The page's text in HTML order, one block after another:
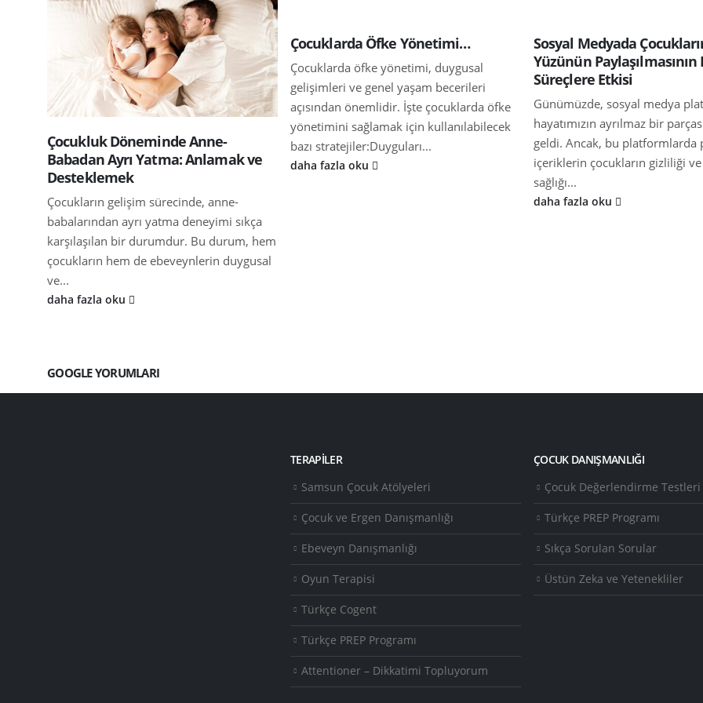
Çocukluk Döneminde Anne-
Babadan Ayrı Yatma: Anlamak ve
Desteklemek
Çocukların gelişim sürecinde, anne-
babalarından ayrı yatma deneyimi sıkça
karşılaşılan bir durumdur. Bu durum, hem
çocukların hem de ebeveynlerin duygusal
ve...
daha fazla oku
Çocuklarda Öfke Yönetimi…
Çocuklarda öfke yönetimi, duygusal
gelişimleri ve genel yaşam becerileri
açısından önemlidir. İşte çocuklarda öfke
yönetimini sağlamak için kullanılabilecek
bazı stratejiler:Duyguları...
daha fazla oku
Sosyal Medyada
Yüzünün Paylaşılmasının
Süreçlere Etkisi
Günümüzde, sosyal medya
hayatımızın ayrılmaz bir
geldi. Ancak, bu platformlarda
içeriklerin çocukların gizliliği
sağlığı...
daha fazla oku
GOOGLE YORUMLARI
TERAPILER
Samsun Çocuk Atölyeleri
Çocuk ve Ergen Danışmanlığı
Ebeveyn Danışmanlığı
Oyun Terapisi
Türkçe Cogent
Türkçe PREP Programı
Attentioner – Dikkatimi Topluyorum
ÇOCUK DANIŞMANLIĞI
Çocuk Değerlendirme Testleri
Türkçe PREP Programı
Sıkça Sorulan Sorular
Üstün Zeka ve Yetenekliler